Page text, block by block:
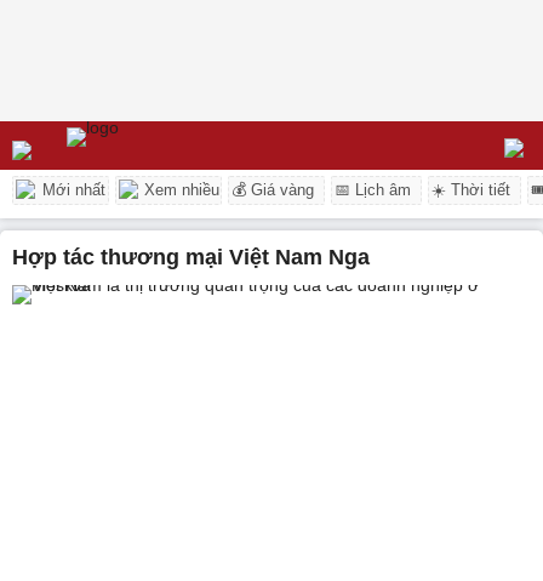
Mới nhất Xem nhiều 💰 Giá vàng 📅 Lịch âm ☀️ Thời tiết
hợp tác thương mại Việt Nam Nga